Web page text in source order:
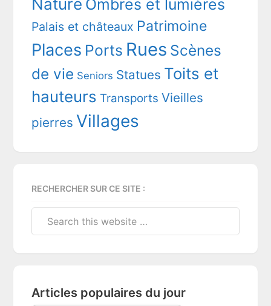
Nature Ombres et lumières
Palais et châteaux Patrimoine
Places Ports Rues Scènes
de vie Seniors Statues Toits et
hauteurs Transports Vieilles
pierres Villages
RECHERCHER SUR CE SITE :
Articles populaires du jour